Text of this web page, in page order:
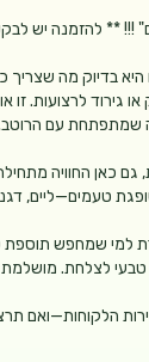
!!! ** להזמנה יש
היא בדיוק מה
גירוד לרצועות.
שמתפתחת עם
גם כאן החוויה
טעמים—ליים,
למי שמחפש תוספת
טבעי לצלחת.
הלקוחות—ואם